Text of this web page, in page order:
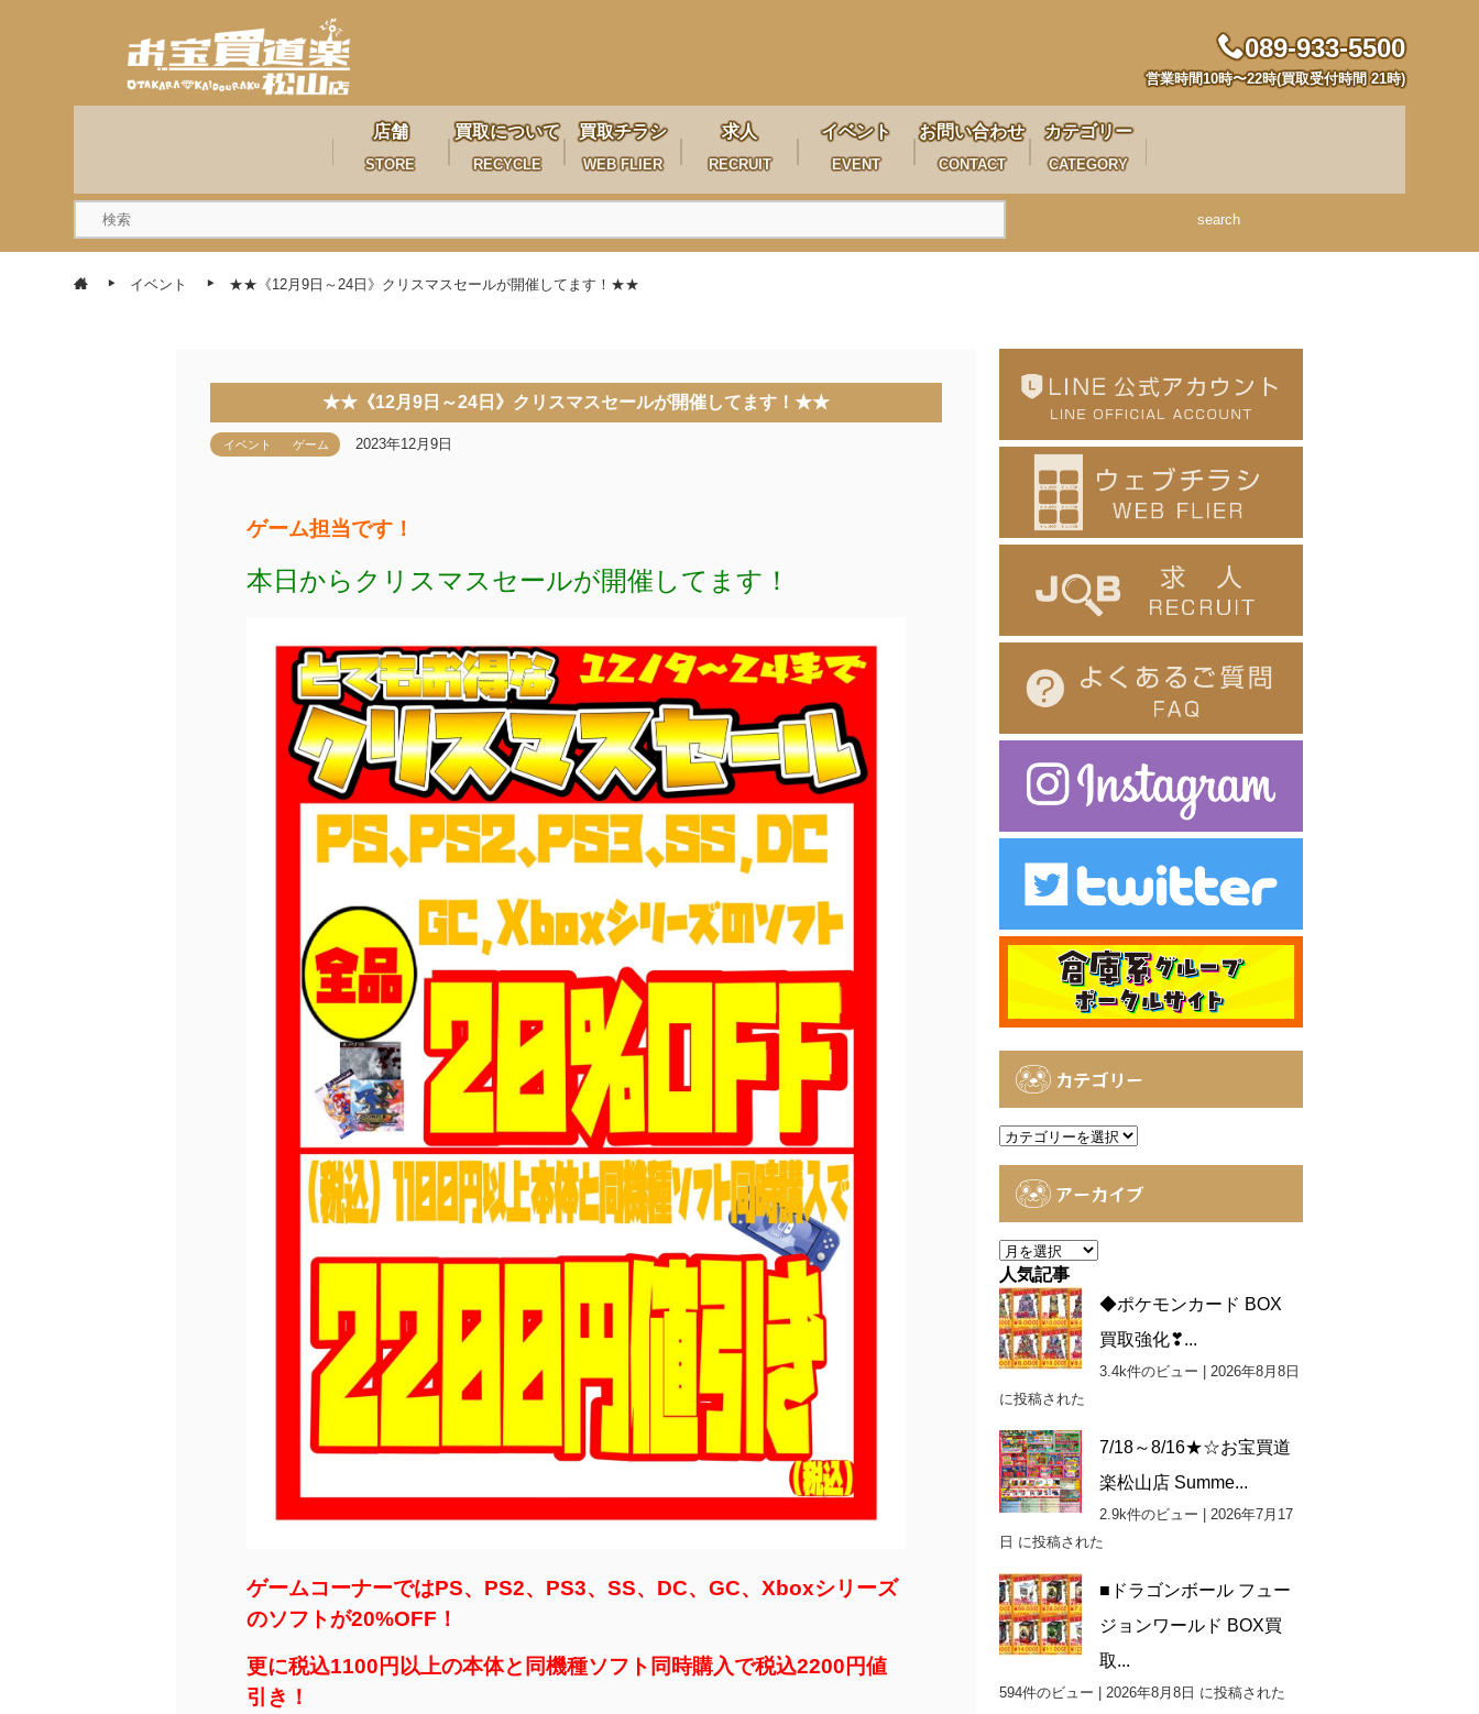
089-933-5500
営業時間10時〜22時(買取受付時間 21時)
店舗
STORE
買取について
RECYCLE
買取チラシ
WEB FLIER
求人
RECRUIT
イベント
EVENT
お問い合わせ
CONTACT
カテゴリー
CATEGORY
search
イベント ★★《12月9日～24日》クリスマスセールが開催してます！★★
★★《12月9日～24日》クリスマスセールが開催してます！★★
イベント ゲーム 2023年12月9日
ゲーム担当です！
本日からクリスマスセールが開催してます！
ゲームコーナーではPS、PS2、PS3、SS、DC、GC、Xboxシリーズ
のソフトが20%OFF！
更に税込1100円以上の本体と同機種ソフト同時購入で税込2200円値
引き！
カテゴリー
カ
アーカイブ
ア
ー
カ
イ
ブ
人気記事
◆ポケモンカード BOX
買取強化❣...
3.4k件のビュー
2026年8月8日
に投稿された
7/18～8/16★☆お宝買道
楽松山店 Summe...
2.9k件のビュー
2026年7月17
日 に投稿された
■ドラゴンボール フュー
ジョンワールド BOX買
取...
594件のビュー 2026年8月8日 に投稿された